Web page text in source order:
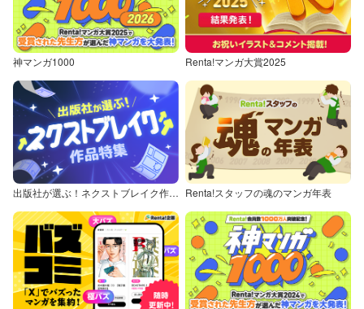
神マンガ1000 Renta!マンガ大賞2025
出版社が選ぶ！ネクストブレイク作品特集 Renta!スタッフの魂のマンガ年表